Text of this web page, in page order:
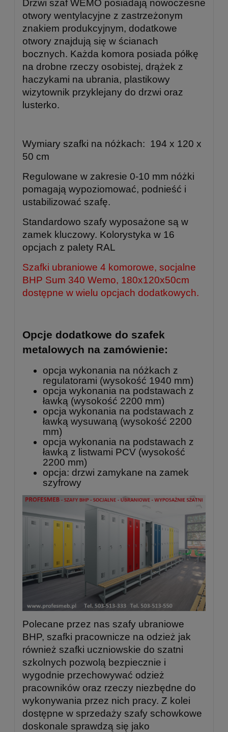
Drzwi szaf WEMO posiadają nowoczesne
otwory wentylacyjne z zastrzeżonym
znakiem produkcyjnym, dodatkowe
otwory znajdują się w ścianach
bocznych. Każda komora posiada półkę
na drobne rzeczy osobistej, drążek z
haczykami na ubrania, plastikowy
wizytownik przyklejany do drzwi oraz
lusterko.
Wymiary szafki na nóżkach: 194 x 120 x
50 cm
Regulowane w zakresie 0-10 mm nóżki
pomagają wypoziomować, podnieść i
ustabilizować szafę.
Standardowo szafy wyposażone są w
zamek kluczowy. Kolorystyka w 16
opcjach z palety RAL
Szafki ubraniowe 4 komorowe, socjalne
BHP Sum 340 Wemo, 180x120x50cm
dostępne w wielu opcjach dodatkowych.
Opcje dodatkowe do szafek
metalowych na zamówienie:
opcja wykonania na nóżkach z
regulatorami (wysokość 1940 mm)
opcja wykonania na podstawach z
ławką (wysokość 2200 mm)
opcja wykonania na podstawach z
ławką wysuwaną (wysokość 2200
mm)
opcja wykonania na podstawach z
ławką z listwami PCV (wysokość
2200 mm)
opcja: drzwi zamykane na zamek
szyfrowy
Polecane przez nas szafy ubraniowe
BHP, szafki pracownicze na odzież jak
również szafki uczniowskie do szatni
szkolnych pozwolą bezpiecznie i
wygodnie przechowywać odzież
pracowników oraz rzeczy niezbędne do
wykonywania przez nich pracy. Z kolei
dostępne w sprzedaży szafy schowkowe
doskonale sprawdzą się jako